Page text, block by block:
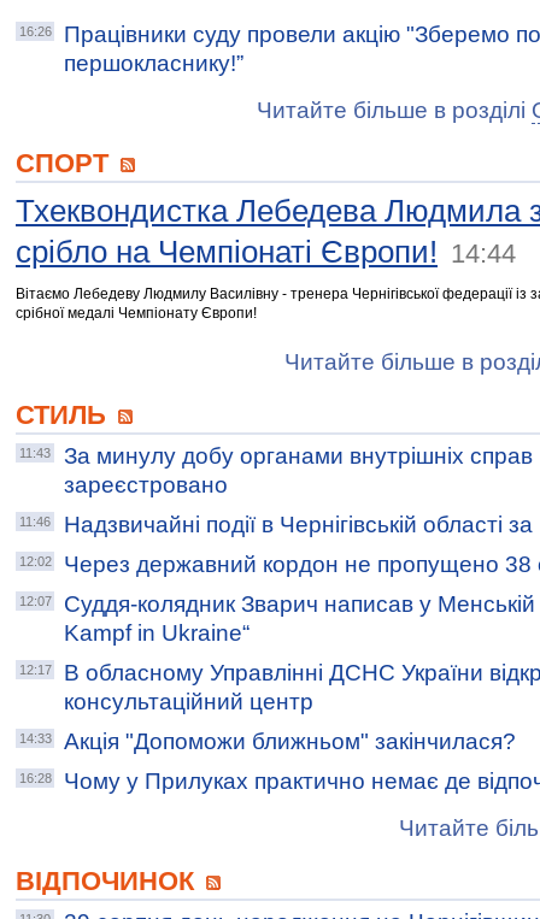
16:26
Працівники суду провели акцію "Зберемо
першокласнику!”
Читайте більше в розділі
СПОРТ
Тхеквондистка Лебедева Людмила
срібло на Чемпіонаті Європи! 14:44
Вітаємо Лебедеву Людмилу Василівну - тренера Чернігівської федерації із
срібної медалі Чемпіонату Європи!
Читайте більше в
СТИЛЬ
11:43
За минулу добу органами внутрішніх справ
зареєстровано
11:46 Надзвичайні події в Чернігівській області
12:02 Через державний кордон не пропущено 38
12:07
Суддя-колядник Зварич написав у Менській
Kampf in Ukraine“
12:17
В обласному Управлінні ДСНС України
консультаційний центр
14:33 Акція "Допоможи ближньом" закінчилася?
16:28
Чому у Прилуках практично немає де
Читайте
ВІДПОЧИНОК